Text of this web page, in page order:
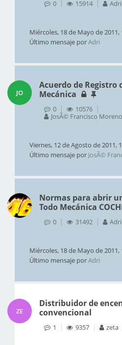
0 15914 Adri
Miércoles, 18 de Mayo de 2011,
Último mensaje porAdri
JO
Acuerdo de Registro
Mecánica
0
10576
JosÃ© Francisco
Viernes, 12 de Agosto de 2011,
Último mensaje por JosÃ©
Normas para abrir
Todo Mecánica
0 31492 Adri
Miércoles, 18 de Mayo de 2011,
Último mensaje porAdri
ZE
Distribuidor de
convencional
1 9357 zeta